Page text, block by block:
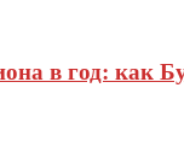
в год: как